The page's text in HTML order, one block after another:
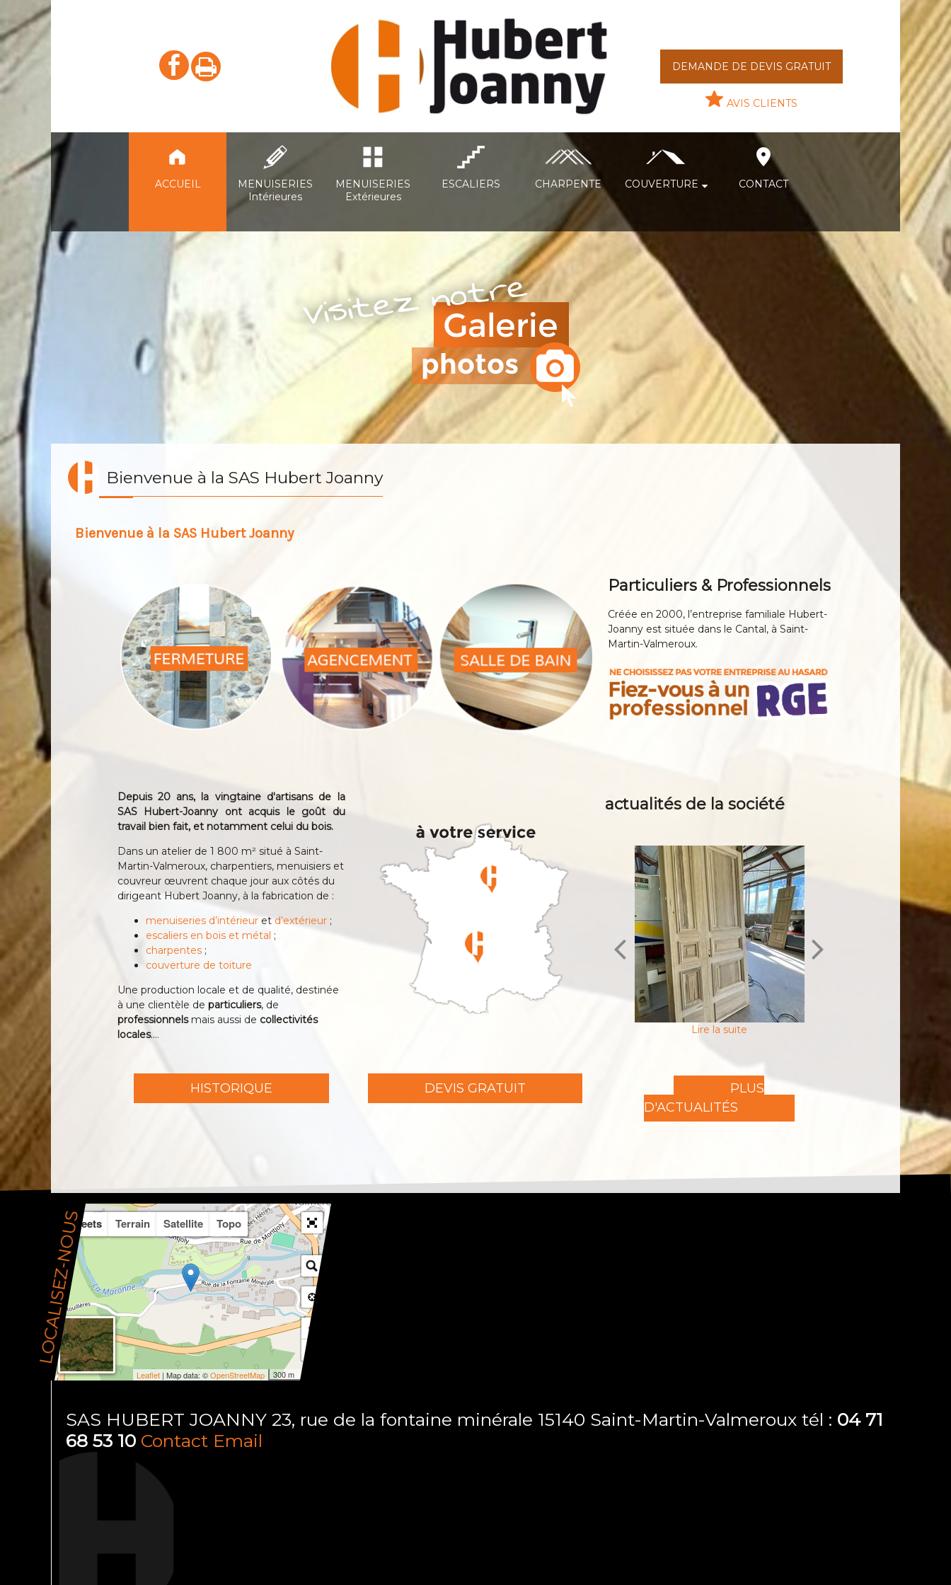
DEMANDE DE DEVIS GRATUIT
AVIS CLIENTS
ACCUEIL
MENUISERIES
Intérieures
MENUISERIES
Extérieures
ESCALIERS CHARPENTE COUVERTURE CONTACT
Bienvenue à la SAS Hubert Joanny
Bienvenue à la SAS Hubert Joanny
Escaliers
COUVERTURE Particuliers & Professionnels
Créée en 2000, l’entreprise familiale Hubert-
Joanny est située dans le Cantal, à Saint-
Martin-Valmeroux.
Depuis 20 ans, la vingtaine d'artisans de la
SAS Hubert-Joanny ont acquis le goût du
travail bien fait, et notamment celui du bois.
Dans un atelier de 1 800 m² situé à Saint-
Martin-Valmeroux, charpentiers, menuisiers et
couvreur œuvrent chaque jour aux côtés du
dirigeant Hubert Joanny, à la fabrication de :
menuiseries d’intérieur etd’extérieur;
escaliers en bois et métal ;
charpentes;
couverture de toiture
Une production locale et de qualité, destinée
à une clientèle de particuliers, de
professionnelsmais aussi de collectivités
locales....
actualités de la société
HISTORIQUE DEVIS GRATUIT
PLUS
D'ACTUALITÉS
LOCALISEZ-NOUSStreets Terrain Satellite Topo
+
300 m
Leaflet | Map data: ©OpenStreetMap
SAS HUBERT JOANNY 23, rue de la fontaine minérale 15140 Saint-Martin-Valmeroux tél : 04 71
68 53 10 Contact Email